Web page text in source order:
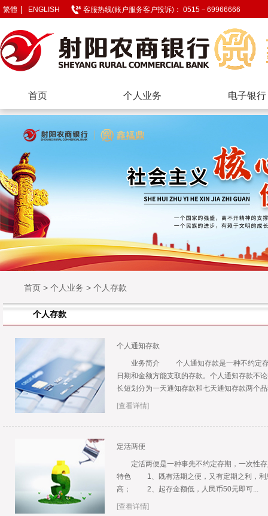
繁體 | ENGLISH 客服热线(账户服务客户投诉)： 0515－69966666
首页 个人业务 电子银行
首页 > 个人业务 > 个人存款
个人存款
个人通知存款
业务简介 个人通知存款是一种不约定存
日期和金额方能支取的存款。个人通知存款不
长短划分为一天通知存款和七天通知存款两个
[查看详情]
定活两便
定活两便是一种事先不约定存期，一次性
特色 1、既有活期之便，又有定期之利，利
高； 2、起存金额低，人民币50元即可...
[查看详情]